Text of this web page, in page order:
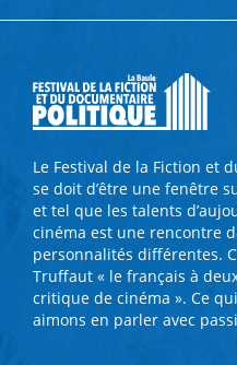
Le Festival de la Fiction et
se doit d’être une fenêtre
et tel que les talents
cinéma est une rencontre
personnalités différentes.
Truffaut « le français à
critique de cinéma ». Ce
aimons en parler avec